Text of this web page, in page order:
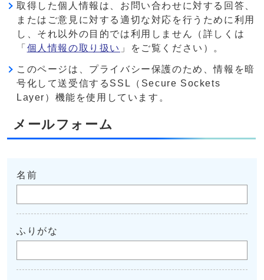
取得した個人情報は、お問い合わせに対する回答、
またはご意見に対する適切な対応を行うために利用
し、それ以外の目的では利用しません（詳しくは
「 個人情報の取り扱い 」をご覧ください）。
このページは、プライバシー保護のため、情報を暗
号化して送受信するSSL（Secure Sockets
Layer）機能を使用しています。
メールフォーム
名前
ふりがな